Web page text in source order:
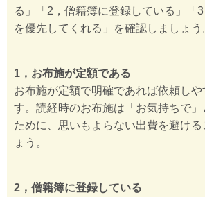
る」「2，僧籍簿に登録している」「
を優先してくれる」を確認しましょう
1，お布施が定額である
お布施が定額で明確であれば依頼し
す。読経時のお布施は「お気持ちで
ために、思いもよらない出費を避け
ょう。
2，僧籍簿に登録している